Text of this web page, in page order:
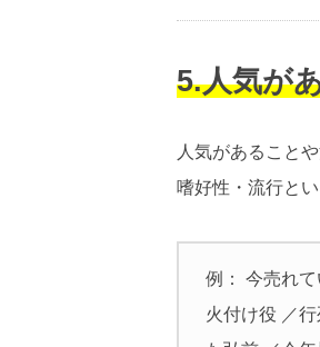
5.人気が
人気があること
嗜好性・流行と
例： 今売れ
火付け役 ／